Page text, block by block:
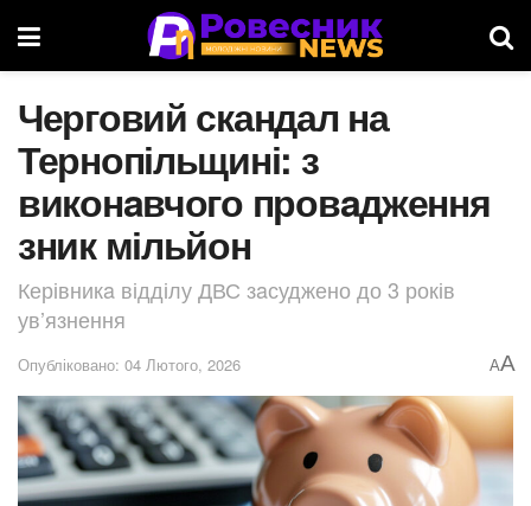
Черговий скандал на
Тернопільщині: з
виконaвчого провaдження
зник мільйон
Керівникa відділу ДВС зaсуджено до 3 років
ув’язнення
Опубліковано: 04 Лютого, 2026 AA